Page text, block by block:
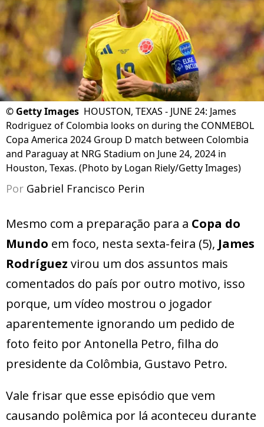
© Getty Images HOUSTON, TEXAS - JUNE 24: James
Rodriguez of Colombia looks on during the CONMEBOL
Copa America 2024 Group D match between Colombia
and Paraguay at NRG Stadium on June 24, 2024 in
Houston, Texas. (Photo by Logan Riely/Getty Images)
Por Gabriel Francisco Perin
Mesmo com a preparação para a Copa do
Mundo em foco, nesta sexta-feira (5), James
Rodríguez virou um dos assuntos mais
comentados do país por outro motivo, isso
porque, um vídeo mostrou o jogador
aparentemente ignorando um pedido de
foto feito por Antonella Petro, filha do
presidente da Colômbia, Gustavo Petro.
Vale frisar que esse episódio que vem
causando polêmica por lá aconteceu durante